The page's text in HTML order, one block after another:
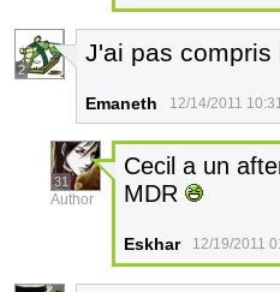
2
J'ai pas compris
Emaneth 12/14/2011
31
Author
Cecil a un
MDR
Eskhar 12/19/2011